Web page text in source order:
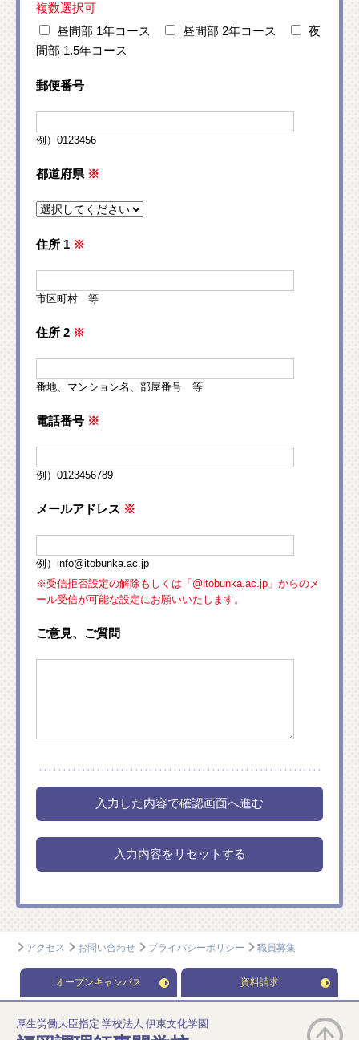
複数選択可
昼間部 1年コース
昼間部 2年コース
夜
間部 1.5年コース
郵便番号
例）0123456
都道府県 ※
住所 1 ※
市区町村 等
住所 2 ※
番地、マンション名、部屋番号 等
電話番号 ※
例）0123456789
メールアドレス ※
例）info@itobunka.ac.jp
※受信拒否設定の解除もしくは「@itobunka.ac.jp」からのメ
ール受信が可能な設定にお願いいたします。
ご意見、ご質問
アクセス お問い合わせ プライバシーポリシー 職員募集
オープンキャンパス 資料請求
厚生労働大臣指定 学校法人 伊東文化学園